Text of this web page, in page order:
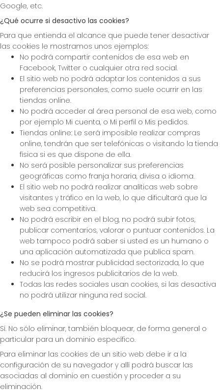
Google, etc.
¿Qué ocurre si desactivo las cookies?
Para que entienda el alcance que puede tener desactivar
las cookies le mostramos unos ejemplos:
No podrá compartir contenidos de esa web en
Facebook, Twitter o cualquier otra red social.
El sitio web no podrá adaptar los contenidos a sus
preferencias personales, como suele ocurrir en las
tiendas online.
No podrá acceder al área personal de esa web, como
por ejemplo Mi cuenta, o Mi perfil o Mis pedidos.
Tiendas online: Le será imposible realizar compras
online, tendrán que ser telefónicas o visitando la tienda
física si es que dispone de ella.
No será posible personalizar sus preferencias
geográficas como franja horaria, divisa o idioma.
El sitio web no podrá realizar analíticas web sobre
visitantes y tráfico en la web, lo que dificultará que la
web sea competitiva.
No podrá escribir en el blog, no podrá subir fotos,
publicar comentarios, valorar o puntuar contenidos. La
web tampoco podrá saber si usted es un humano o
una aplicación automatizada que publica spam.
No se podrá mostrar publicidad sectorizada, lo que
reducirá los ingresos publicitarios de la web.
Todas las redes sociales usan cookies, si las desactiva
no podrá utilizar ninguna red social.
¿Se pueden eliminar las cookies?
Sí. No sólo eliminar, también bloquear, de forma general o
particular para un dominio específico.
Para eliminar las cookies de un sitio web debe ir a la
configuración de su navegador y allí podrá buscar las
asociadas al dominio en cuestión y proceder a su
eliminación.